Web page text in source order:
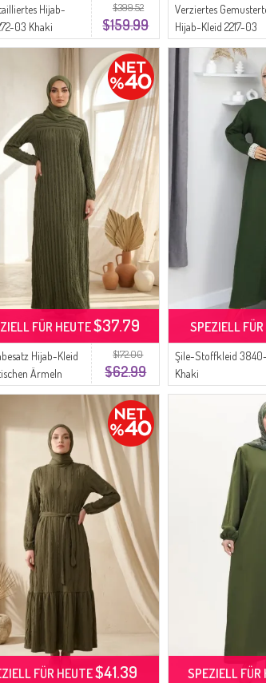
$399.52
$159.99
Hijab-
03 Khaki
Verziertes
Hijab-Kleid 2217-03
Schwarz Khaki
$172.00
$62.99
Hijab-Kleid
Ärmeln
Khaki
FÜR HEUTE$37.79
Şile-Stoffkleid
Khaki
SPEZIELL
FÜR HEUTE$41.39 SPEZIELL